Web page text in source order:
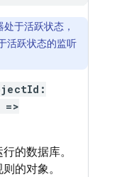
于活跃状态，
活跃状态的监听
的数据库。
的对象。